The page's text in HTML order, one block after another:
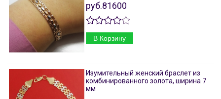
руб.81600
В Корзину
Изумительный женский браслет из
комбинированного золота, ширина 7
мм